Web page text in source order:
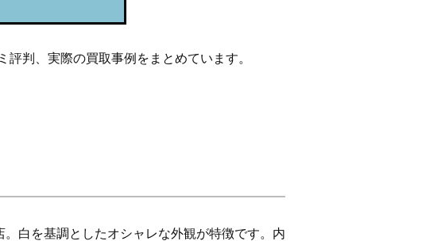
判、実際の買取事例をまとめています。
白を基調としたオシャレな外観が特徴です。内